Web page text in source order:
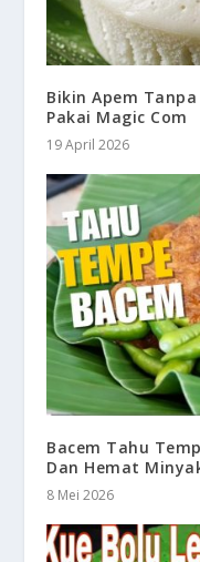
Bikin Apem
Pakai Magic Com
19 April 2026
Bacem Tahu
Dan Hemat
8 Mei 2026